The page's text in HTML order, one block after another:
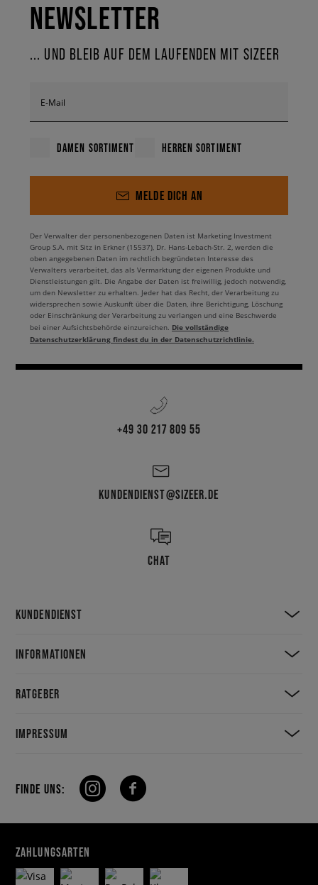
NEWSLETTER
... UND BLEIB AUF DEM LAUFENDEN MIT SIZEER
E-Mail
DAMEN SORTIMENT HERREN SORTIMENT
MELDE DICH AN
Der Verwalter der personenbezogenen Daten ist Marketing Investment
Group S.A. mit Sitz in Erkner (15537), Dr. Hans-Lebach-Str. 2, werden die
oben angegebenen Daten im rechtlich begründeten Interesse des
Verwalters verarbeitet, das als Vermarktung der eigenen Produkte und
Dienstleistungen gilt. Die Angabe der Daten ist freiwillig, jedoch notwendig,
um den Newsletter zu erhalten. Jeder hat das Recht, der Verarbeitung zu
widersprechen sowie Auskunft über die Daten, ihre Berichtigung, Löschung
oder Einschränkung der Verarbeitung zu verlangen und eine Beschwerde
bei einer Aufsichtsbehörde einzureichen. Die vollständige
Datenschutzerklärung findest du in der Datenschutzrichtlinie.
+49 30 217 809 55
KUNDENDIENST@SIZEER.DE
CHAT
KUNDENDIENST
INFORMATIONEN
RATGEBER
IMPRESSUM
FINDE UNS:
ZAHLUNGSARTEN